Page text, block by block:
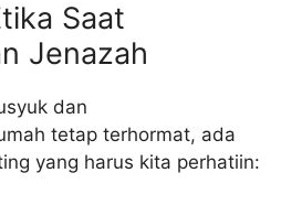
Saat
Jenazah
dan
tetap terhormat, ada
yang harus kita perhatiin: